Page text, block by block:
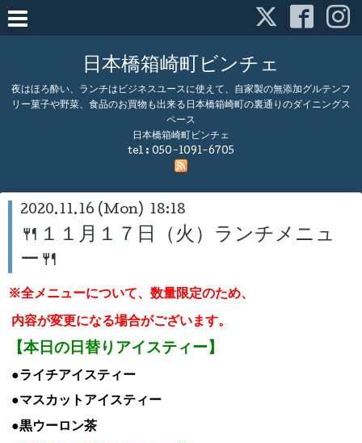
日本橋箱崎町ビンチェ
夜はほろ酔い、ランチはビジネスユースに使えて、自家製の無添加グルテンフ
リー菓子や野菜、食品のお買物も出来る日本橋箱崎町の裏通りのダイニングス
ペース
日本橋箱崎町ビンチェ
tel : 050-1091-6705
2020.11.16 (Mon) 18:18
🍴１１月１７日（火）ランチメニュ
ー🍴
※全メニューについて、数量限定のため、
内容が変更になる場合がございます。
【本日の日替りアイスティー】
●ライチアイスティー
●マスカット アイスティー
●黒ウーロン茶